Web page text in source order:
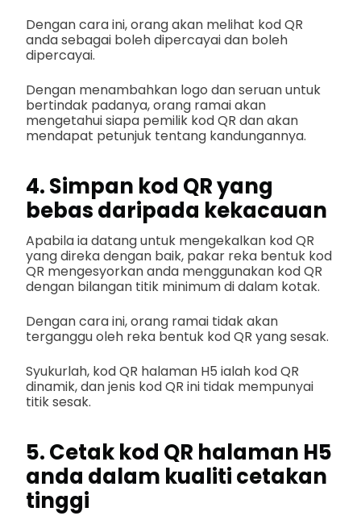
Dengan cara ini, orang akan melihat kod QR
anda sebagai boleh dipercayai dan boleh
dipercayai.
Dengan menambahkan logo dan seruan untuk
bertindak padanya, orang ramai akan
mengetahui siapa pemilik kod QR dan akan
mendapat petunjuk tentang kandungannya.
4. Simpan kod QR yang
bebas daripada kekacauan
Apabila ia datang untuk mengekalkan kod QR
yang direka dengan baik, pakar reka bentuk kod
QR mengesyorkan anda menggunakan kod QR
dengan bilangan titik minimum di dalam kotak.
Dengan cara ini, orang ramai tidak akan
terganggu oleh reka bentuk kod QR yang sesak.
Syukurlah, kod QR halaman H5 ialah kod QR
dinamik, dan jenis kod QR ini tidak mempunyai
titik sesak.
5. Cetak kod QR halaman H5
anda dalam kualiti cetakan
tinggi